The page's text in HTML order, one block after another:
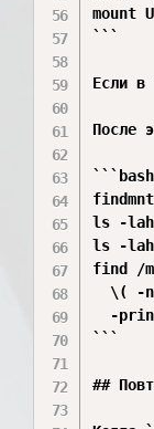
mount
```
Если
После
```bash
ls -lah
ls -lah
find /
\( -
-
```
##